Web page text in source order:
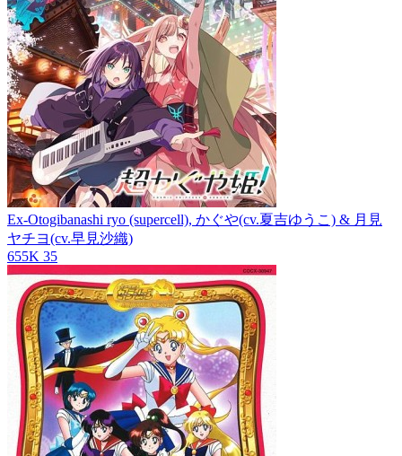
Ex-Otogibanashi ryo (supercell), かぐや(cv.夏吉ゆうこ) & 月見
ヤチヨ(cv.早見沙織)
655K 35